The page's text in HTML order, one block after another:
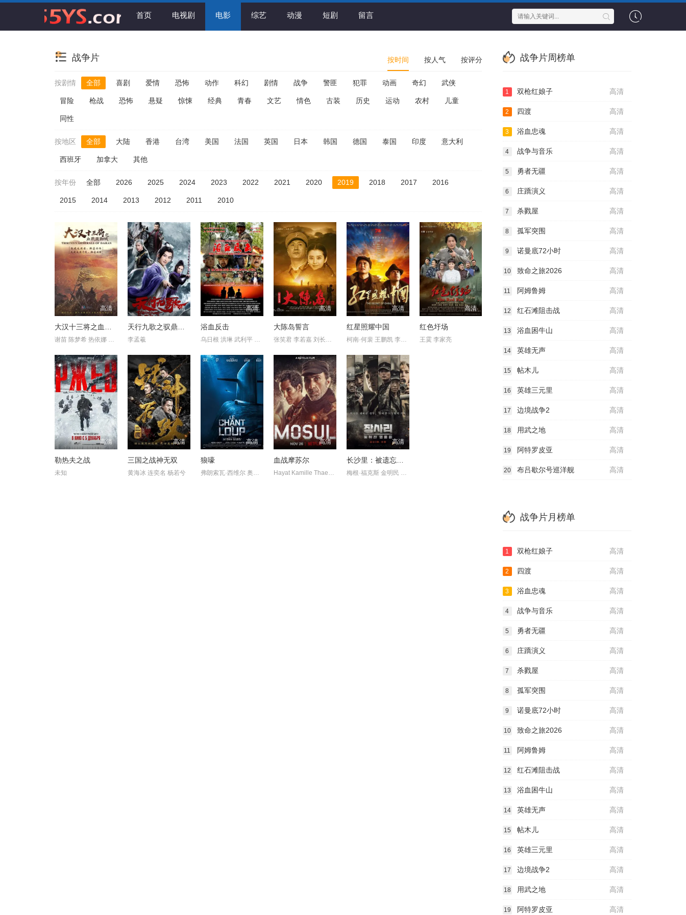
首页 电视剧 电影 综艺 动漫 短剧 留言
战争片 按时间 按人气 按评分
按剧情 全部 喜剧 爱情 恐怖 动作 科幻 剧情 战争 警匪 犯罪 动画 奇幻 武侠
冒险 枪战 恐怖 悬疑 惊悚 经典 青春 文艺 情色 古装 历史 运动 农村 儿童
同性
按地区 全部 大陆 香港 台湾 美国 法国 英国 日本 韩国 德国 泰国 印度 意大利
西班牙 加拿大 其他
按年份 全部 2026 2025 2024 2023 2022 2021 2020 2019 2018 2017 2016
2015 2014 2013 2012 2011 2010
高清
大汉十三将之血战疏勒城
谢苗 陈梦希 热依娜 李帛轩 容尔甲 苑航铭 叶品峰 谢恺宇 徐子奇
高清
天行九歌之驭鼎九州
李孟羲
高清
浴血反击
乌日根 洪琳 武利平 宿宇杰
高清
大陈岛誓言
张笑君 李若嘉 刘长纯 谢芳 陶玉玲
高清
红星照耀中国
柯南·何裴 王鹏凯 李雪健 蒋雯丽 李幼斌 果靖霖 小沈阳 郭飞龙
高清
红色圩场
王霙 李家亮
高清
勒热夫之战
未知
高清
三国之战神无双
黄海冰 连奕名 杨若兮
高清
狼嚎
高清
血战摩苏尔
高清
战争片周榜单
高清
1 双枪红娘子
高清
2 四渡
高清
3 浴血忠魂
高清
4 战争与音乐
高清
5 勇者无疆
高清
6 庄蹻演义
高清
7 杀戮屋
高清
8 孤军突围
高清
9 诺曼底72小时
高清
10 致命之旅2026
高清
11 阿姆鲁姆
高清
12 红石滩阻击战
高清
13 浴血困牛山
高清
14 英雄无声
高清
15 帖木儿
高清
16 英雄三元里
高清
17 边境战争2
高清
18 用武之地
高清
19 阿特罗皮亚
高清
20 布吕歇尔号巡洋舰
战争片月榜单
高清
1 双枪红娘子
高清
2 四渡
高清
3 浴血忠魂
高清
4 战争与音乐
高清
5 勇者无疆
高清
6 庄蹻演义
高清
7 杀戮屋
高清
8 孤军突围
高清
9 诺曼底72小时
高清
10 致命之旅2026
高清
11 阿姆鲁姆
高清
12 红石滩阻击战
高清
13 浴血困牛山
高清
14 英雄无声
高清
15 帖木儿
高清
16 英雄三元里
高清
17 边境战争2
高清
18 用武之地
高清
19 阿特罗皮亚